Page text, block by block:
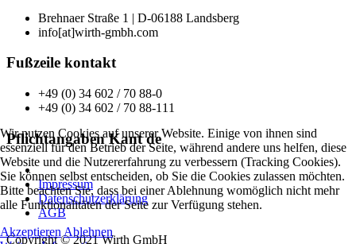
Brehnaer Straße 1 | D-06188 Landsberg
info[at]wirth-gmbh.com
Fußzeile kontakt
+49 (0) 34 602 / 70 88-0
+49 (0) 34 602 / 70 88-111
Pflichtangaben Kant de
Impressum
Datenschutzerklärung
AGB
Copyright © 2021 Wirth GmbH
Wir nutzen Cookies auf unserer Website. Einige von ihnen sind
essenziell für den Betrieb der Seite, während andere uns helfen, diese
Website und die Nutzererfahrung zu verbessern (Tracking Cookies).
Sie können selbst entscheiden, ob Sie die Cookies zulassen möchten.
Bitte beachten Sie, dass bei einer Ablehnung womöglich nicht mehr
alle Funktionalitäten der Seite zur Verfügung stehen.
Akzeptieren Ablehnen